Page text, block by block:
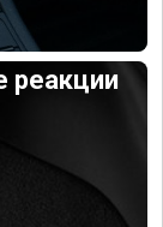
реакции